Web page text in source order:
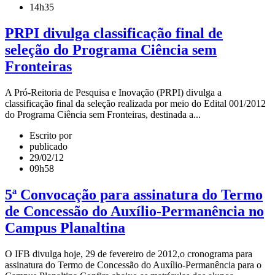
14h35
PRPI divulga classificação final de
seleção do Programa Ciência sem
Fronteiras
A Pró-Reitoria de Pesquisa e Inovação (PRPI) divulga a
classificação final da seleção realizada por meio do Edital 001/2012
do Programa Ciência sem Fronteiras, destinada a...
Escrito por
publicado
29/02/12
09h58
5ª Convocação para assinatura do Termo
de Concessão do Auxílio-Permanência no
Campus Planaltina
O IFB divulga hoje, 29 de fevereiro de 2012,o cronograma para
assinatura do Termo de Concessão do Auxílio-Permanência para o